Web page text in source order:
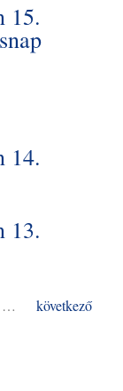
15.
14.
13.
…
következő